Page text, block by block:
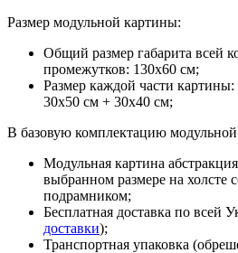
Размер модульной картины:
Общий размер габарита всей
промежутков: 130х60 см;
Размер каждой части
30х50 см + 30х40 см;
В базовую комплектацию
Модульная картина
выбранном размере на холсте
подрамником;
Бесплатная доставка по всей
доставки);
Транспортная упаковка